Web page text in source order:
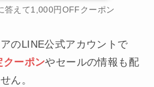
答えて1,000円OFFクーポン
のLINE公式アカウントで
クーポンやセールの情報も配
ん。